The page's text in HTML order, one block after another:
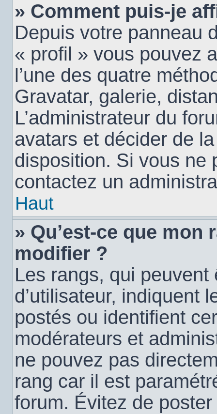
» Comment puis-je
Depuis votre panneau
« profil » vous pouvez
l’une des quatre
Gravatar, galerie,
L’administrateur du
avatars et décider de
disposition. Si vous ne
contactez un
Haut
» Qu’est-ce que mon
modifier ?
Les rangs, qui
d’utilisateur, indiquent
postés ou identifient
modérateurs et
ne pouvez pas
rang car il est
forum. Évitez de